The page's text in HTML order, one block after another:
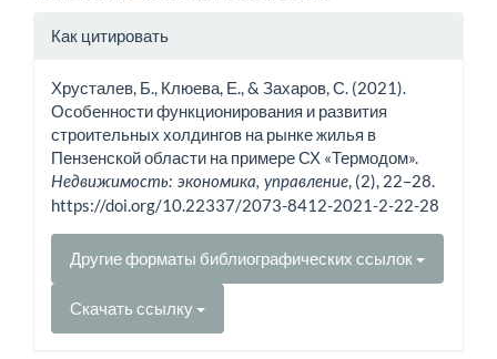
Информация
Как цитировать
Хрусталев, Б., Клюева, Е., & Захаров, С. (2021).
Особенности функционирования и развития
строительных холдингов на рынке жилья в
Пензенской области на примере СХ «Термодом».
Недвижимость: экономика, управление, (2), 22–28.
https://doi.org/10.22337/2073-8412-2021-2-22-28
Другие форматы библиографических ссылок
Скачать ссылку